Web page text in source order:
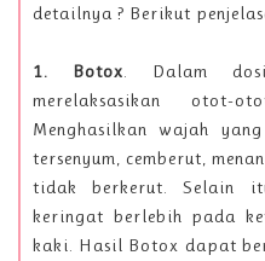
detailnya ? Berikut
1. Botox. Dalam
merelaksasikan
Menghasilkan wajah
tersenyum, cemberut,
tidak berkerut. Selain
keringat berlebih pada
kaki. Hasil Botox dapat